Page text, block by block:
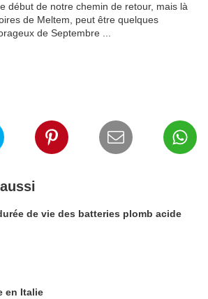
début de notre chemin de retour, mais là
de Meltem, peut être quelques
de Septembre ...
de vie des batteries plomb acide
en Italie